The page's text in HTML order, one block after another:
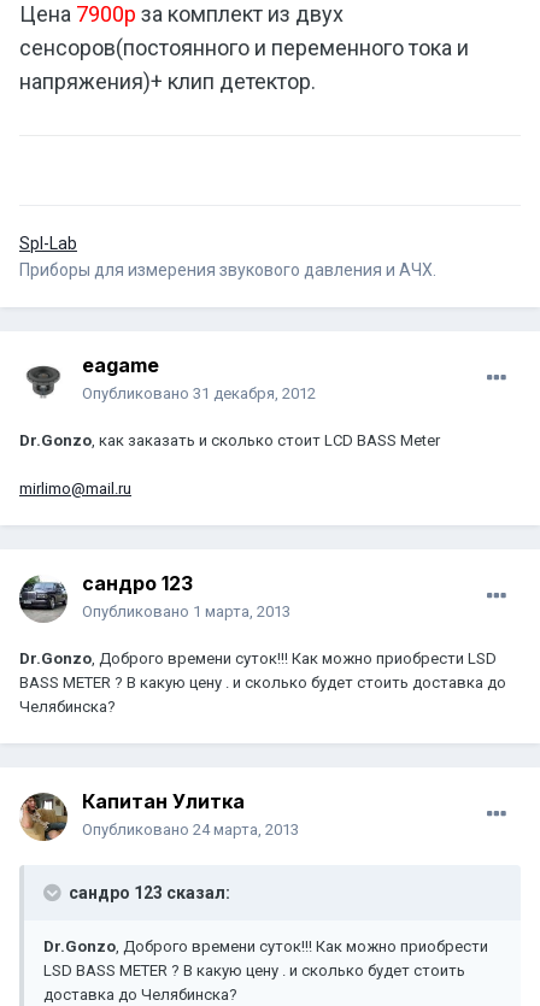
Цена 7900р за комплект из двух
сенсоров(постоянного и переменного тока и
напряжения)+ клип детектор.
Spl-Lab
Приборы для измерения звукового давления и АЧХ.
eagame
Опубликовано 31 декабря, 2012
Dr.Gonzo, как заказать и сколько стоит LCD BASS Meter
mirlimo@mail.ru
сандро 123
Опубликовано 1 марта, 2013
Dr.Gonzo, Доброго времени суток!!! Как можно приобрести LSD
BASS METER ? В какую цену . и сколько будет стоить доставка до
Челябинска?
Капитан Улитка
Опубликовано 24 марта, 2013
сандро 123 сказал:
Dr.Gonzo, Доброго времени суток!!! Как можно приобрести
LSD BASS METER ? В какую цену . и сколько будет стоить
доставка до Челябинска?